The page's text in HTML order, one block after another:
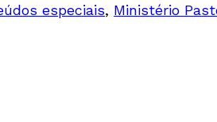
especiais, Ministério